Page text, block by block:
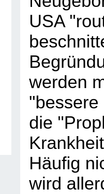
USA
werden
die
Häufig
wird